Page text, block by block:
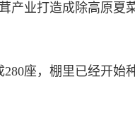
产业打造成除高原夏
座，棚里已经开始